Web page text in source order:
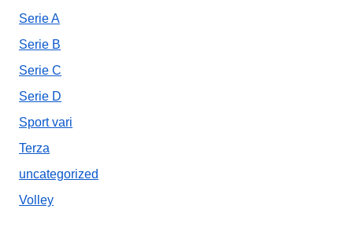
Serie A
Serie B
Serie C
Serie D
Sport vari
Terza
uncategorized
Volley